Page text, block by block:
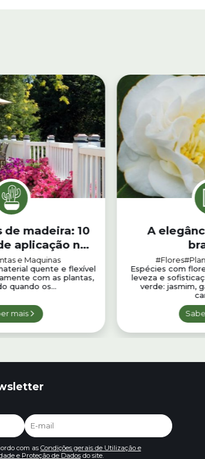
de madeira: 10
aplicação no
e Maquinas
quente e flexível
com as plantas,
quando os...
mais
A
#Flores
Espécies com
leveza e
verde: jasmim,
com as Condições gerais de Utilização e
e Proteção de Dadosdo site.